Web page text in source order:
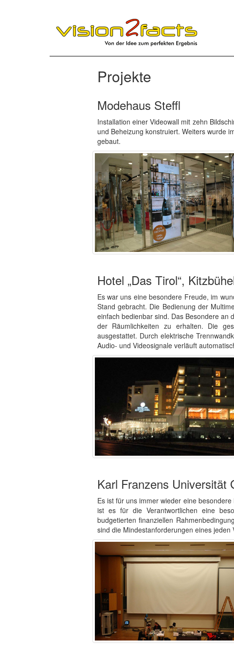
Projekte
Modehaus Steffl
Installation einer Videowall mit zehn
und Beheizung konstruiert. Weiters wurde
gebaut.
Hotel „Das Tirol“,
Es war uns eine besondere Freude, im
Stand gebracht. Die Bedienung der
einfach bedienbar sind. Das Besondere an
der Räumlichkeiten zu erhalten. Die
ausgestattet. Durch elektrische
Audio- und Videosignale verläuft
Karl Franzens Universität
Es ist für uns immer wieder eine
ist es für die Verantwortlichen eine
budgetierten finanziellen
sind die Mindestanforderungen eines